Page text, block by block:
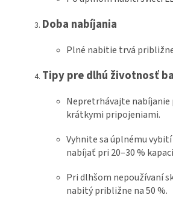
Doba nabíjania
Plné nabitie trvá
Tipy pre dlhú životnosť
Nepretrhávajte
krátkymi pripojeniami.
Vyhnite sa úplnému
nabíjať pri 20–30 %
Pri dlhšom nepoužívaní
nabitý približne na 50 %.